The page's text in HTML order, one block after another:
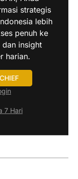
strategis
lebih
penuh ke
insight
harian.
7 Hari